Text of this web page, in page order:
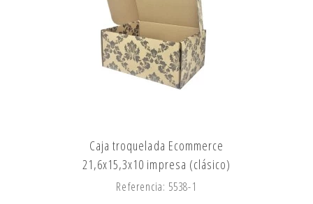
Caja troquelada Ecommerce
21,6x15,3x10 impresa (clásico)
Referencia: 5538-1